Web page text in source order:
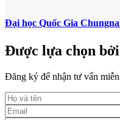
Đại học Quốc Gia
Được lựa chọn
Đăng ký để nhận tư vấn